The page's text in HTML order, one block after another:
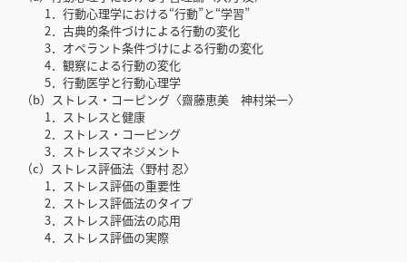
1．行動心理学における“行動”と“学習”
2．古典的条件づけによる行動の変化
3．オペラント条件づけによる行動の変化
4．観察による行動の変化
5．行動医学と行動心理学
（b）ストレス・コーピング〈齋藤恵美 神村栄一〉
1．ストレスと健康
2．ストレス・コーピング
3．ストレスマネジメント
（c）ストレス評価法〈野村 忍〉
1．ストレス評価の重要性
2．ストレス評価法のタイプ
3．ストレス評価法の応用
4．ストレス評価の実際